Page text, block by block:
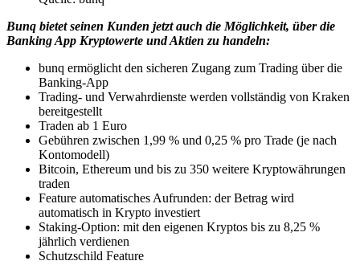
Bunq bietet seinen Kunden jetzt auch die Möglichkeit, über die
Banking App Kryptowerte und Aktien zu handeln:
bunq ermöglicht den sicheren Zugang zum Trading über die
Banking-App
Trading- und Verwahrdienste werden vollständig von Kraken
bereitgestellt
Traden ab 1 Euro
Gebühren zwischen 1,99 % und 0,25 % pro Trade (je nach
Kontomodell)
Bitcoin, Ethereum und bis zu 350 weitere Kryptowährungen
traden
Feature automatisches Aufrunden: der Betrag wird
automatisch in Krypto investiert
Staking-Option: mit den eigenen Kryptos bis zu 8,25 %
jährlich verdienen
Schutzschild Feature